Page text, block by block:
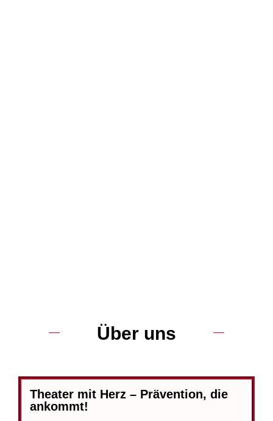
Über uns
Theater mit Herz – Prävention, die
ankommt!